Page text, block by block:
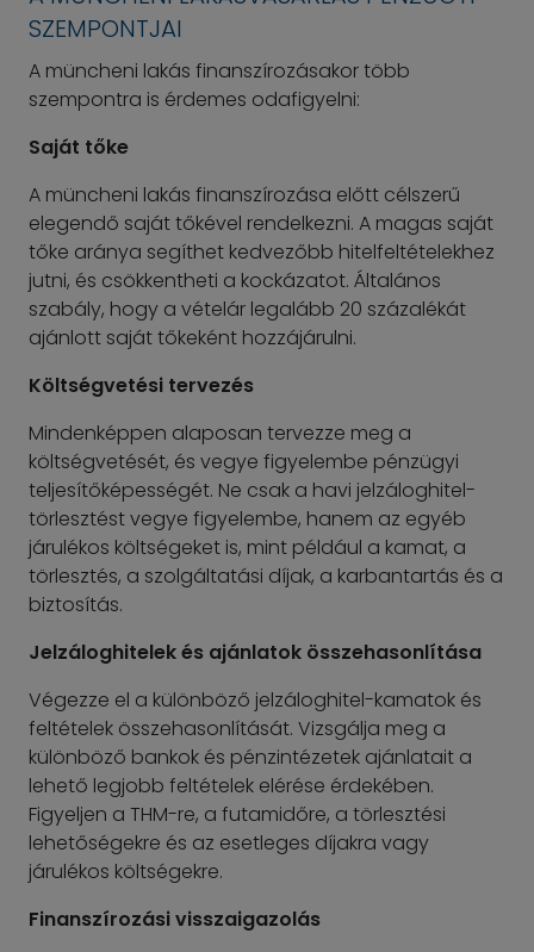
SZEMPONTJAI
A müncheni lakás finanszírozásakor több
szempontra is érdemes odafigyelni:
Saját tőke
A müncheni lakás finanszírozása előtt célszerű
elegendő saját tőkével rendelkezni. A magas saját
tőke aránya segíthet kedvezőbb hitelfeltételekhez
jutni, és csökkentheti a kockázatot. Általános
szabály, hogy a vételár legalább 20 százalékát
ajánlott saját tőkeként hozzájárulni.
Költségvetési tervezés
Mindenképpen alaposan tervezze meg a
költségvetését, és vegye figyelembe pénzügyi
teljesítőképességét. Ne csak a havi jelzáloghitel-
törlesztést vegye figyelembe, hanem az egyéb
járulékos költségeket is, mint például a kamat, a
törlesztés, a szolgáltatási díjak, a karbantartás és a
biztosítás.
Jelzáloghitelek és ajánlatok összehasonlítása
Végezze el a különböző jelzáloghitel-kamatok és
feltételek összehasonlítását. Vizsgálja meg a
különböző bankok és pénzintézetek ajánlatait a
lehető legjobb feltételek elérése érdekében.
Figyeljen a THM-re, a futamidőre, a törlesztési
lehetőségekre és az esetleges díjakra vagy
járulékos költségekre.
Finanszírozási visszaigazolás